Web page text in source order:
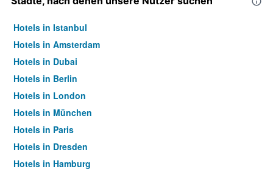
Hotels in Istanbul
Hotels in Amsterdam
Hotels in Dubai
Hotels in Berlin
Hotels in London
Hotels in München
Hotels in Paris
Hotels in Dresden
Hotels in Hamburg